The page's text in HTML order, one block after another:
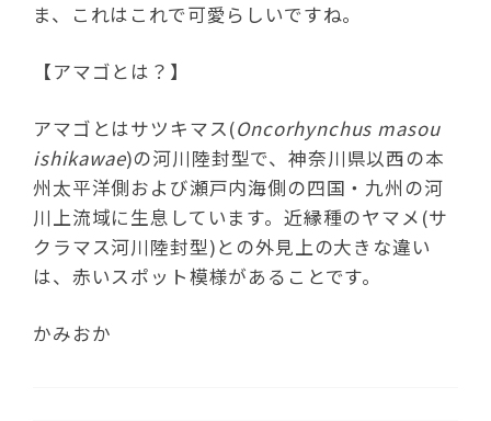
ま、これはこれで可愛らしいですね。
【アマゴとは？】
アマゴとはサツキマス(Oncorhynchus masou
ishikawae)の河川陸封型で、神奈川県以西の本
州太平洋側および瀬戸内海側の四国・九州の河
川上流域に生息しています。近縁種のヤマメ(サ
クラマス河川陸封型)との外見上の大きな違い
は、赤いスポット模様があることです。
かみおか